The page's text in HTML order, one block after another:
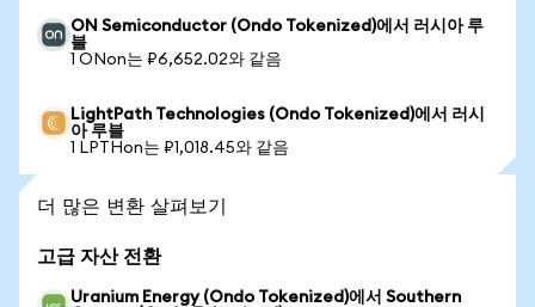
ON Semiconductor (Ondo Tokenized)에서 러시아 루
블
1 ONon는 ₽6,652.02와 같음
LightPath Technologies (Ondo Tokenized)에서 러시
아 루블
1 LPTHon는 ₽1,018.45와 같음
더 많은 변환 살펴보기
고급 자산 전환
Uranium Energy (Ondo Tokenized)에서 Southern